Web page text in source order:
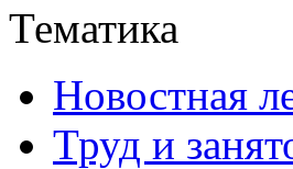
Тематика
Новостная
Труд и